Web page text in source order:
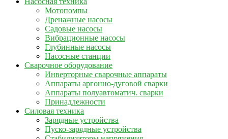
Мотопомпы
Дренажные насосы
Садовые насосы
Вибрационные насосы
Глубинные насосы
Насосные станции
Сварочное оборудование
Инверторные сварочные аппараты
Аппараты аргонно-дуговой сварки
Аппараты полуавтоматич. сварки
Принадлежности
Силовая техника
Зарядные устройства
Пуско-зарядные устройства